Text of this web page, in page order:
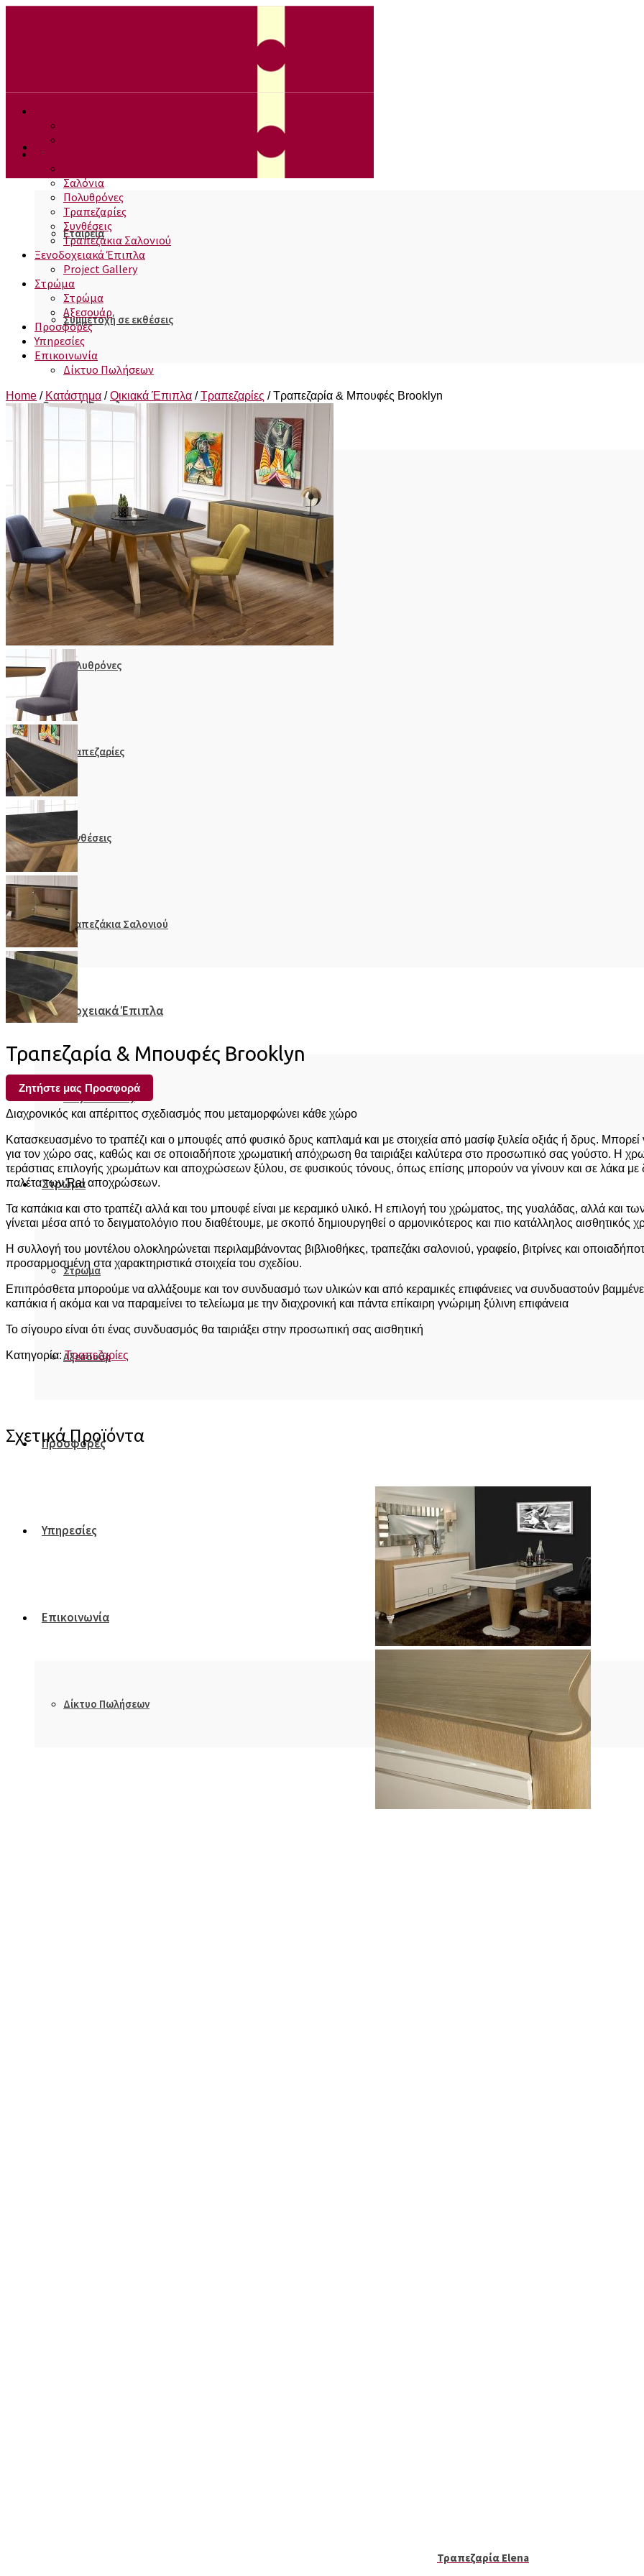
Εταιρεία
Συμμετοχή σε εκθέσεις
Οικιακά Έπιπλα
Κρεβατοκάμαρες
Σαλόνια
Πολυθρόνες
Τραπεζαρίες
Συνθέσεις
Τραπεζάκια Σαλονιού
Ξενοδοχειακά Έπιπλα
Project Gallery
Στρώμα
Στρώμα
Αξεσουάρ
Προσφορές
Υπηρεσίες
Επικοινωνία
Δίκτυο Πωλήσεων
Οικιακά Έπιπλα
Σαλόνια
Πολυθρόνες
Τραπεζαρίες
Συνθέσεις
Τραπεζάκια Σαλονιού
Ξενοδοχειακά Έπιπλα
Project Gallery
Στρώμα
Στρώμα
Αξεσουάρ
Προσφορές
Υπηρεσίες
Επικοινωνία
Δίκτυο Πωλήσεων
Home / Κατάστημα / Οικιακά Έπιπλα / Τραπεζαρίες / Τραπεζαρία & Μπουφές Brooklyn
Τραπεζαρία & Μπουφές Brooklyn
Ζητήστε μας Προσφορά
Διαχρονικός και απέριττος σχεδιασμός που μεταμορφώνει κάθε χώρο
Κατασκευασμένο το τραπέζι και ο μπουφές από φυσικό δρυς καπλαμά και με στοιχεία από μασίφ ξυλεία οξιάς ή δρυς. Μπορεί
για τον χώρο σας, καθώς και σε οποιαδήποτε χρωματική απόχρωση θα ταιριάξει καλύτερα στο προσωπικό σας γούστο. Η
τεράστιας επιλογής χρωμάτων και αποχρώσεων ξύλου, σε φυσικούς τόνους, όπως επίσης μπορούν να γίνουν και σε λάκα με
παλέτα των Ral αποχρώσεων.
Τα καπάκια και στο τραπέζι αλλά και του μπουφέ είναι με κεραμικό υλικό. Η επιλογή του χρώματος, της γυαλάδας, αλλά και
γίνεται μέσα από το δειγματολόγιο που διαθέτουμε, με σκοπό δημιουργηθεί ο αρμονικότερος και πιο κατάλληλος αισθητικός
Η συλλογή του μοντέλου ολοκληρώνεται περιλαμβάνοντας βιβλιοθήκες, τραπεζάκι σαλονιού, γραφείο, βιτρίνες και
προσαρμοσμένη στα χαρακτηριστικά στοιχεία του σχεδίου.
Επιπρόσθετα μπορούμε να αλλάξουμε και τον συνδυασμό των υλικών και από κεραμικές επιφάνειες να συνδυαστούν
καπάκια ή ακόμα και να παραμείνει το τελείωμα με την διαχρονική και πάντα επίκαιρη γνώριμη ξύλινη επιφάνεια
Το σίγουρο είναι ότι ένας συνδυασμός θα ταιριάξει στην προσωπική σας αισθητική
Κατηγορία:Τραπεζαρίες
Σχετικά Προϊόντα
Τραπεζαρία Elena